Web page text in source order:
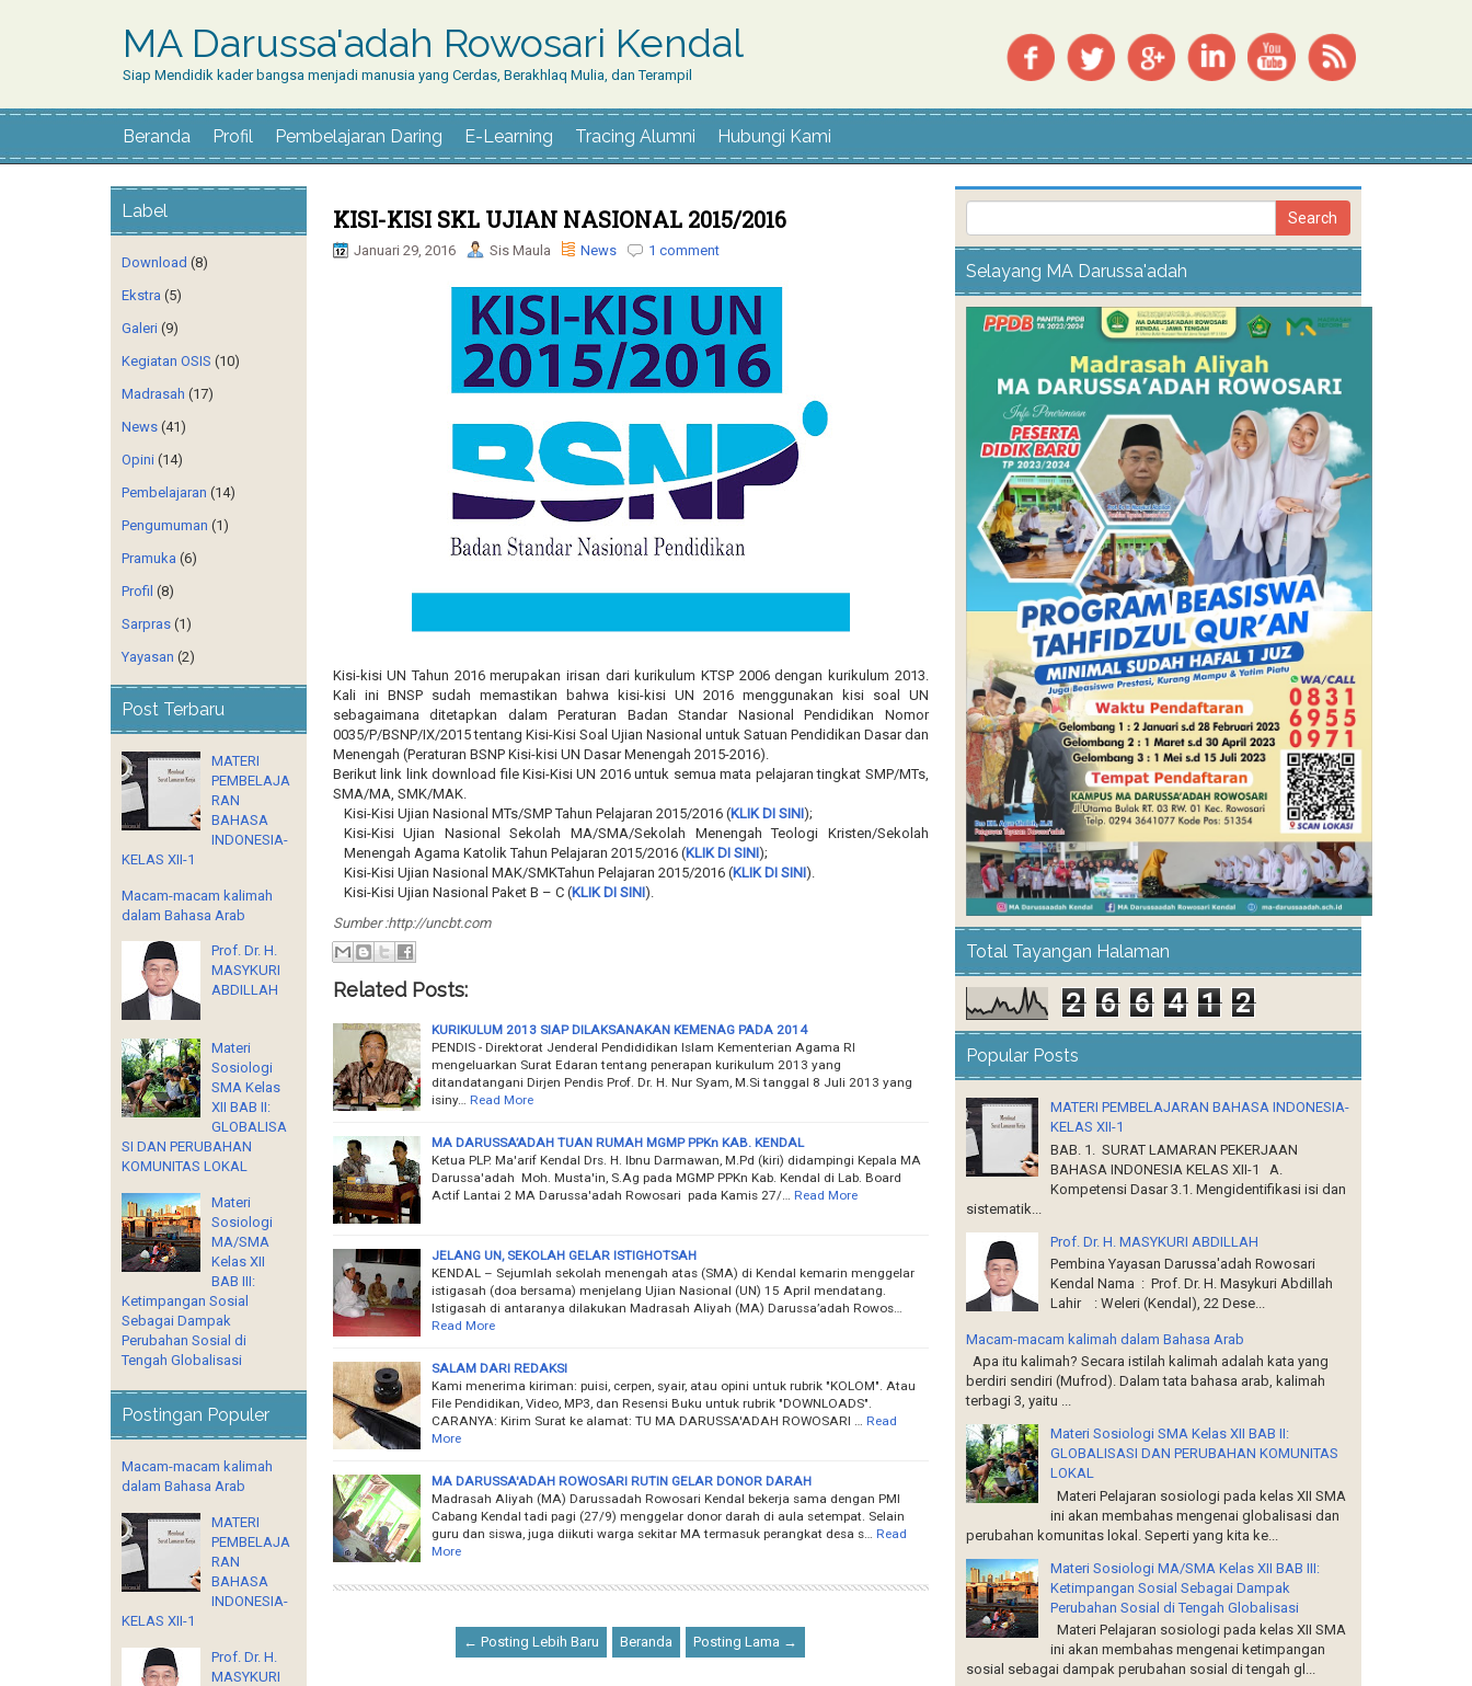
MA Darussa'adah Rowosari Kendal
Siap Mendidik kader bangsa menjadi manusia yang Cerdas, Berakhlaq Mulia, dan Terampil
Beranda Profil Pembelajaran Daring E-Learning Tracing Alumni Hubungi Kami
KISI-KISI SKL UJIAN NASIONAL 2015/2016
Januari 29, 2016 Sis Maula News 1 comment
Kisi-kisi UN Tahun 2016 merupakan irisan dari kurikulum KTSP 2006 dengan kurikulum 2013.
Kali ini BNSP sudah memastikan bahwa kisi-kisi UN 2016 menggunakan kisi soal UN
sebagaimana ditetapkan dalam Peraturan Badan Standar Nasional Pendidikan Nomor
0035/P/BSNP/IX/2015 tentang Kisi-Kisi Soal Ujian Nasional untuk Satuan Pendidikan Dasar dan
Menengah (Peraturan BSNP Kisi-kisi UN Dasar Menengah 2015-2016).
Berikut link link download file Kisi-Kisi UN 2016 untuk semua mata pelajaran tingkat SMP/MTs,
SMA/MA, SMK/MAK.
Kisi-Kisi Ujian Nasional MTs/SMP Tahun Pelajaran 2015/2016 (KLIK DI SINI);
Kisi-Kisi Ujian Nasional Sekolah MA/SMA/Sekolah Menengah Teologi Kristen/Sekolah
Menengah Agama Katolik Tahun Pelajaran 2015/2016 (KLIK DI SINI);
Kisi-Kisi Ujian Nasional MAK/SMKTahun Pelajaran 2015/2016 (KLIK DI SINI).
Kisi-Kisi Ujian Nasional Paket B – C (KLIK DI SINI).
Sumber :http://uncbt.com
Related Posts:
KURIKULUM 2013 SIAP DILAKSANAKAN KEMENAG PADA 2014
PENDIS - Direktorat Jenderal Pendididikan Islam Kementerian Agama RI
mengeluarkan Surat Edaran tentang penerapan kurikulum 2013 yang
ditandatangani Dirjen Pendis Prof. Dr. H. Nur Syam, M.Si tanggal 8 Juli 2013 yang
isiny…
Read More
MA DARUSSA’ADAH TUAN RUMAH MGMP PPKn KAB. KENDAL
Ketua PLP. Ma'arif Kendal Drs. H. Ibnu Darmawan, M.Pd (kiri) didampingi Kepala MA
Darussa'adah Moh. Musta'in, S.Ag pada MGMP PPKn Kab. Kendal di Lab. Board
Actif Lantai 2 MA Darussa'adah Rowosari pada Kamis 27/…
Read More
JELANG UN, SEKOLAH GELAR ISTIGHOTSAH
KENDAL – Sejumlah sekolah menengah atas (SMA) di Kendal kemarin menggelar
istigasah (doa bersama) menjelang Ujian Nasional (UN) 15 April mendatang.
Istigasah di antaranya dilakukan Madrasah Aliyah (MA) Darussa’adah Rowos…
Read More
SALAM DARI REDAKSI
Kami menerima kiriman: puisi, cerpen, syair, atau opini untuk rubrik "KOLOM". Atau
File Pendidikan, Video, MP3, dan Resensi Buku untuk rubrik "DOWNLOADS".
CARANYA: Kirim Surat ke alamat: TU MA DARUSSA'ADAH ROWOSARI …
Read
More
MA DARUSSA'ADAH ROWOSARI RUTIN GELAR DONOR DARAH
Madrasah Aliyah (MA) Darussadah Rowosari Kendal bekerja sama dengan PMI
Cabang Kendal tadi pagi (27/9) menggelar donor darah di aula setempat. Selain
guru dan siswa, juga diikuti warga sekitar MA termasuk perangkat desa s…
Read
More
← Posting Lebih Baru Beranda Posting Lama →
Label
Download (8)
Ekstra (5)
Galeri (9)
Kegiatan OSIS (10)
Madrasah (17)
News (41)
Opini (14)
Pembelajaran (14)
Pengumuman (1)
Pramuka (6)
Profil (8)
Sarpras (1)
Yayasan (2)
Post Terbaru
MATERI
PEMBELAJA
RAN
BAHASA
INDONESIA-
KELAS XII-1
Macam-macam kalimah
dalam Bahasa Arab
Prof. Dr. H.
MASYKURI
ABDILLAH
Materi
Sosiologi
SMA Kelas
XII BAB II:
GLOBALISA
SI DAN PERUBAHAN
KOMUNITAS LOKAL
Materi
Sosiologi
MA/SMA
Kelas XII
BAB III:
Ketimpangan Sosial
Sebagai Dampak
Perubahan Sosial di
Tengah Globalisasi
Postingan Populer
Macam-macam kalimah
dalam Bahasa Arab
MATERI
PEMBELAJA
RAN
BAHASA
INDONESIA-
KELAS XII-1
Prof. Dr. H.
MASYKURI
Selayang MA Darussa'adah
Total Tayangan Halaman
2 6 6 4 1 2
Popular Posts
MATERI PEMBELAJARAN BAHASA INDONESIA-
KELAS XII-1
BAB. 1. SURAT LAMARAN PEKERJAAN
BAHASA INDONESIA KELAS XII-1 A.
Kompetensi Dasar 3.1. Mengidentifikasi isi dan
sistematik...
Prof. Dr. H. MASYKURI ABDILLAH
Pembina Yayasan Darussa'adah Rowosari
Kendal Nama : Prof. Dr. H. Masykuri Abdillah
Lahir : Weleri (Kendal), 22 Dese...
Macam-macam kalimah dalam Bahasa Arab
Apa itu kalimah? Secara istilah kalimah adalah kata yang
berdiri sendiri (Mufrod). Dalam tata bahasa arab, kalimah
terbagi 3, yaitu ...
Materi Sosiologi SMA Kelas XII BAB II:
GLOBALISASI DAN PERUBAHAN KOMUNITAS
LOKAL
Materi Pelajaran sosiologi pada kelas XII SMA
ini akan membahas mengenai globalisasi dan
perubahan komunitas lokal. Seperti yang kita ke...
Materi Sosiologi MA/SMA Kelas XII BAB III:
Ketimpangan Sosial Sebagai Dampak
Perubahan Sosial di Tengah Globalisasi
Materi Pelajaran sosiologi pada kelas XII SMA
ini akan membahas mengenai ketimpangan
sosial sebagai dampak perubahan sosial di tengah gl...